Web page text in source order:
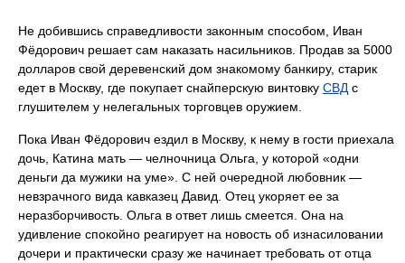
Не добившись справедливости законным способом, Иван
Фёдорович решает сам наказать насильников. Продав за 5000
долларов свой деревенский дом знакомому банкиру, старик
едет в Москву, где покупает снайперскую винтовку СВД с
глушителем у нелегальных торговцев оружием.
Пока Иван Фёдорович ездил в Москву, к нему в гости приехала
дочь, Катина мать — челночница Ольга, у которой «одни
деньги да мужики на уме». С ней очередной любовник —
невзрачного вида кавказец Давид. Отец укоряет ее за
неразборчивость. Ольга в ответ лишь смеется. Она на
удивление спокойно реагирует на новость об изнасиловании
дочери и практически сразу же начинает требовать от отца